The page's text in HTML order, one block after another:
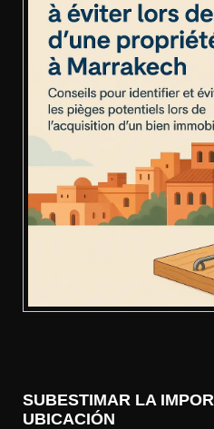
SUBESTIMAR LA
UBICACIÓN